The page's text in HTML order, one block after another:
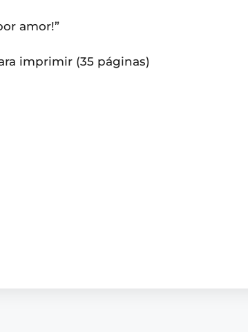
amor!”
imprimir (35 páginas)